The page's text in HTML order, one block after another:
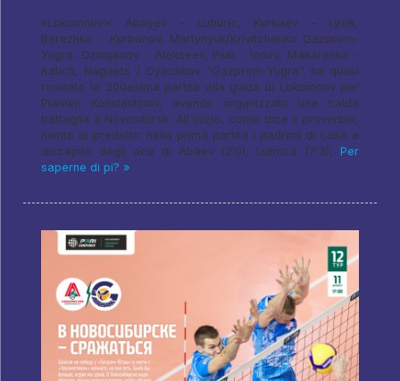
«Lokomotiv»: Abayev - Luburic, Kurkaev - Lyzik,
Berezhko - Kurbanov, Martynyuk/Krivitchenko Gazprom-
Yugra: Ozhiganov - Alekseev, Piun - Ionov, Makarenko -
Katich, Nagaets / Dyachkov "Gazprom-Yugra" ha quasi
rovinato la 300esima partita alla guida di Lokomotiv per
Plamen Konstantinov, avendo organizzato una calda
battaglia a Novosibirsk. All'inizio, come dice il proverbio,
niente di predetto: nella prima partita i padroni di casa a
discapito degli ace di Abaev (2:0), Lubrica (7:3), Per
saperne di pi? »